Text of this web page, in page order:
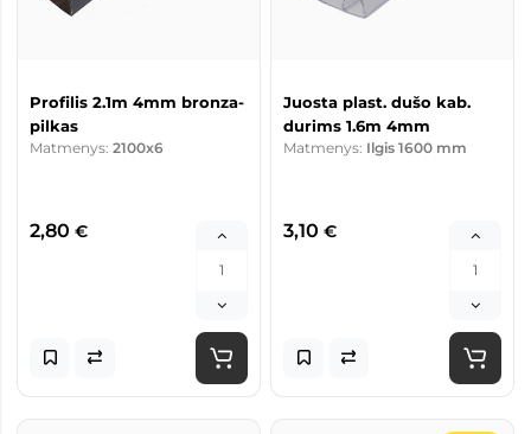
Profilis 2.1m 4mm bronza-
pilkas
Matmenys: 2100x6
2,80 €
Juosta plast. dušo kab.
durims 1.6m 4mm
Matmenys: Ilgis 1600 mm
3,10 €